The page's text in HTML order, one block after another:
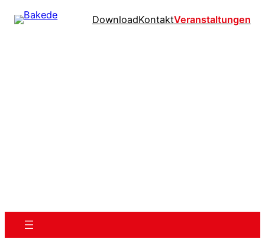
DownloadKontaktVeranstaltungen